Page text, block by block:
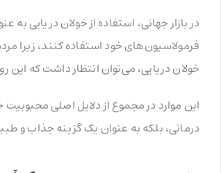
در بازار جهانی، استفاده از خولان دریایی
فرمولاسیون‌های خود استفاده کنند، زیرا
خولان دریایی، می‌توان انتظار داشت که این
این موارد در مجموع از دلایل اصلی
درمانی، بلکه به عنوان یک گزینه جذاب و